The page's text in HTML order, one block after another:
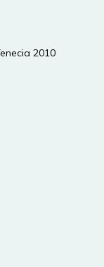
2010